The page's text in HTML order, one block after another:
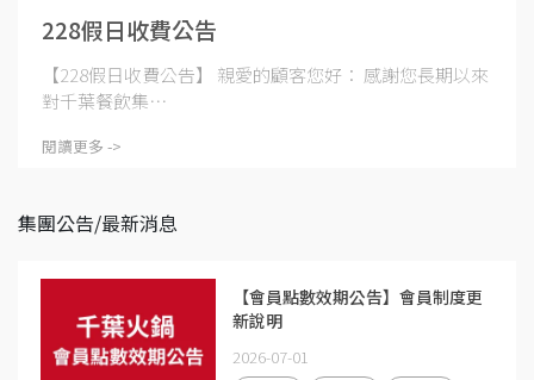
228假日收費公告
【228假日收費公告】 親愛的顧客您好： 感謝您長期以來
對千葉餐飲集⋯
閱讀更多 ->
集團公告/最新消息
【會員點數效期公告】會員制度更
新說明
2026-07-01